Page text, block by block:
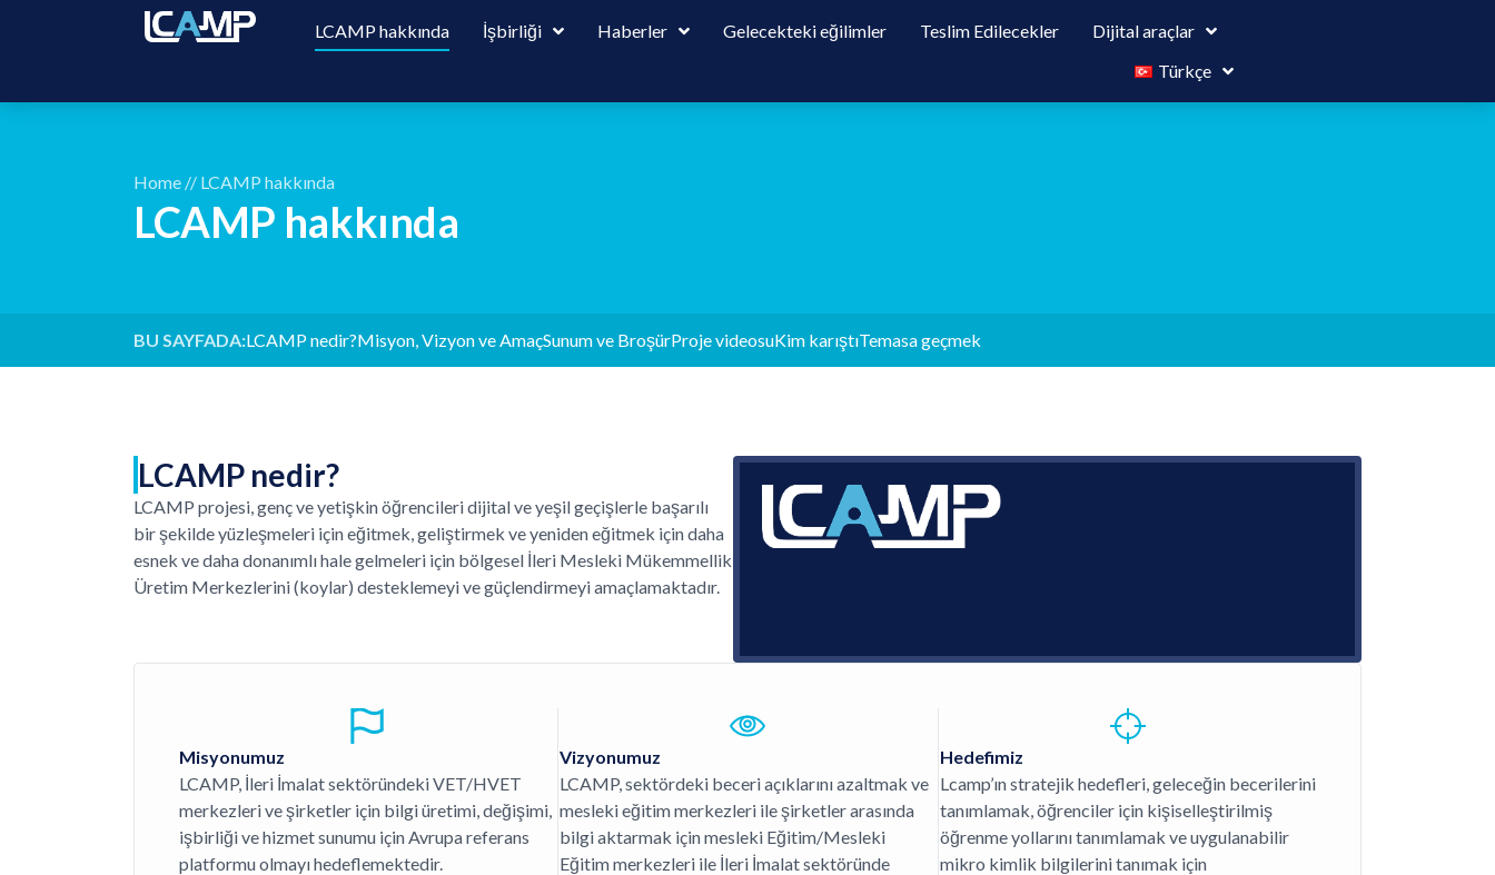
LCAMP hakkında İşbirliği Haberler Gelecekteki eğilimler Teslim Edilecekler
Dijital araçlar
Türkçe
Home // LCAMP hakkında
LCAMP hakkında
BU SAYFADA:LCAMP nedir?Misyon, Vizyon ve AmaçSunum ve BroşürProje videosuKim karıştıTemasa geçmek
LCAMP nedir?
LCAMP projesi, genç ve yetişkin öğrencileri dijital ve yeşil geçişlerle başarılı
bir şekilde yüzleşmeleri için eğitmek, geliştirmek ve yeniden eğitmek için daha
esnek ve daha donanımlı hale gelmeleri için bölgesel İleri Mesleki Mükemmellik
Üretim Merkezlerini (koylar) desteklemeyi ve güçlendirmeyi amaçlamaktadır.
Misyonumuz
LCAMP, İleri İmalat sektöründeki VET/HVET
merkezleri ve şirketler için bilgi üretimi, değişimi,
işbirliği ve hizmet sunumu için Avrupa referans
platformu olmayı hedeflemektedir.
Vizyonumuz
LCAMP, sektördeki beceri açıklarını azaltmak ve
mesleki eğitim merkezleri ile şirketler arasında
bilgi aktarmak için mesleki Eğitim/Mesleki
Eğitim merkezleri ile İleri İmalat sektöründe
Hedefimiz
Lcamp’ın stratejik hedefleri, geleceğin becerilerini
tanımlamak, öğrenciler için kişiselleştirilmiş
öğrenme yollarını tanımlamak ve uygulanabilir
mikro kimlik bilgilerini tanımak için